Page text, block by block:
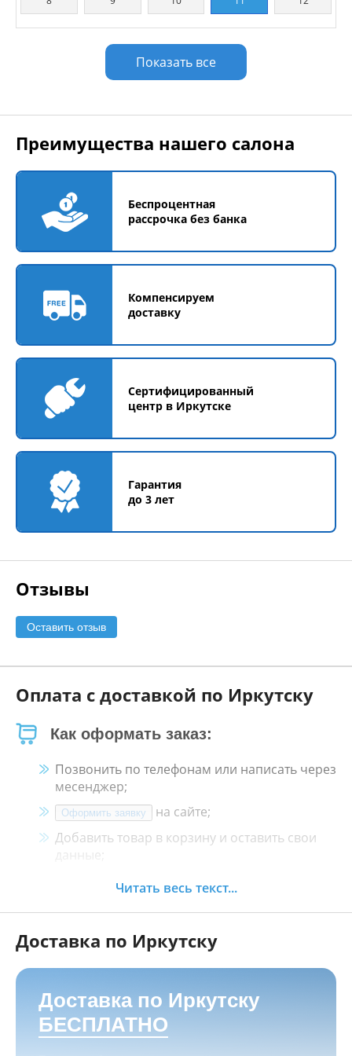
Показать все
Преимущества нашего салона
Беспроцентная
рассрочка без банка
Компенсируем
доставку
Сертифицированный
центр в Иркутске
Гарантия
до 3 лет
Отзывы
Оставить отзыв
Оплата с доставкой по Иркутску
Как оформать заказ:
Позвонить по телефонам или написать через
месенджер;
Оформить заявку
на сайте;
Добавить товар в корзину и оставить свои
данные;
Менеджер свяжется с Вами в течение 30
Как оплатить:
Наличными, пластиковой картой, кредитной
картой и картой ХАЛВА в кассе нашего
магазина по адресуг. Иркутск, ул. Баррикад
24а, Мотосалон БАРС
Читать весь текст...
Доставка по Иркутску
Доставка по Иркутску
БЕСПЛАТНО